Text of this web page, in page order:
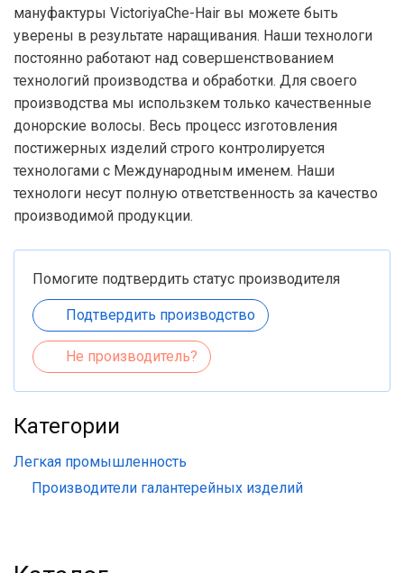
мануфактуры VictoriyaChe-Hair вы можете быть
уверены в результате наращивания. Наши технологи
постоянно работают над совершенствованием
технологий производства и обработки. Для своего
производства мы использкем только качественные
донорские волосы. Весь процесс изготовления
постижерных изделий строго контролируется
технологами с Международным именем. Наши
технологи несут полную ответственность за качество
производимой продукции.
Помогите подтвердить статус производителя
Подтвердить производство
Не производитель?
Категории
Легкая промышленность
Производители галантерейных изделий